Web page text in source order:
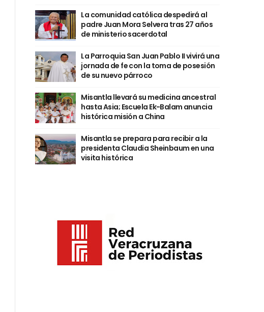
La comunidad católica despedirá al
padre Juan Mora Selvera tras 27 años
de ministerio sacerdotal
La Parroquia San Juan Pablo II vivirá una
jornada de fe con la toma de posesión
de su nuevo párroco
Misantla llevará su medicina ancestral
hasta Asia; Escuela Ek-Balam anuncia
histórica misión a China
Misantla se prepara para recibir a la
presidenta Claudia Sheinbaum en una
visita histórica